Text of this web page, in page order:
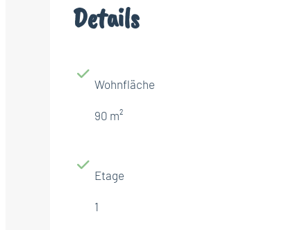
Details
Wohnfläche
90 m²
Etage
1